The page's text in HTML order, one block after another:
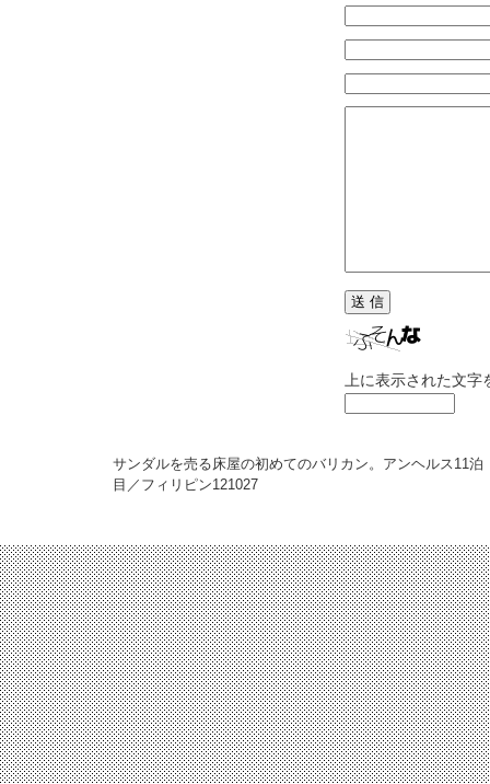
上に表示された文
サンダルを売る床屋の初めてのバリカン。アンヘルス11泊
目／フィリピン121027